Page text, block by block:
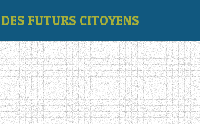
FUTURS CITOYENS